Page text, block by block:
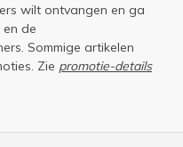
wilt ontvangen en ga
en de
Sommige artikelen
Zie promotie-details